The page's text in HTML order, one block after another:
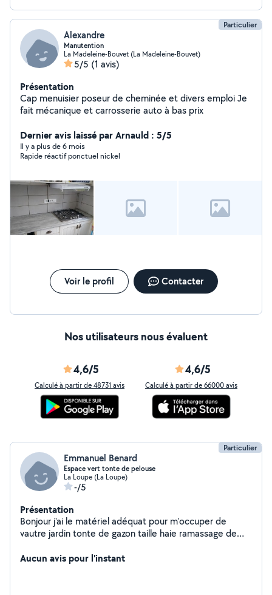
Particulier
Alexandre
Manutention
La Madeleine-Bouvet (La Madeleine-Bouvet)
5/5 (1 avis)
Présentation
Cap menuisier poseur de cheminée et divers emploi Je
fait mécanique et carrosserie auto à bas prix
Dernier avis laissé par Arnauld : 5/5
Il y a plus de 6 mois
Rapide réactif ponctuel nickel
Voir le profil Contacter
Nos utilisateurs nous évaluent
4,6/5
Calculé à partir de 48731 avis
4,6/5
Calculé à partir de 66000 avis
Particulier
Emmanuel Benard
Espace vert tonte de pelouse
La Loupe (La Loupe)
-/5
Présentation
Bonjour j'ai le matériel adéquat pour m'occuper de
vautre jardin tonte de gazon taille haie ramassage de
pour tout déchet pour déchèterie
Aucun avis pour l'instant